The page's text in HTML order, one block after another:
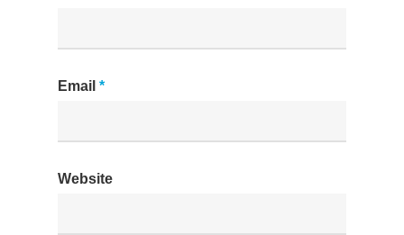
Email *
Website